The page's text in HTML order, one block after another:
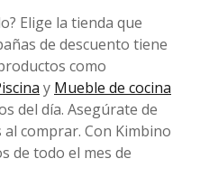
Elige la tienda que
de descuento tiene
como
y Mueble de cocina
del día. Asegúrate de
comprar. Con Kimbino
de todo el mes de